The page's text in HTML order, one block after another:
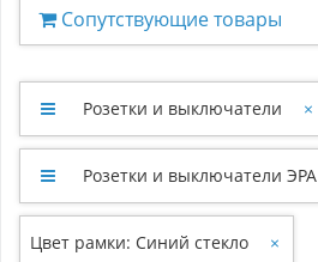
Сопутствующие товары
Розетки и выключатели ×
Розетки и выключатели ЭРА
Цвет рамки: Синий стекло ×